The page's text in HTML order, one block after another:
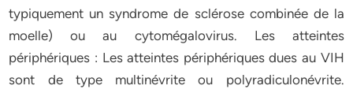
typiquement un syndrome de sclérose combinée de la
moelle) ou au cytomégalovirus. Les atteintes
périphériques : Les atteintes périphériques dues au VIH
sont de type multinévrite ou polyradiculonévrite.